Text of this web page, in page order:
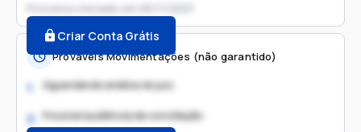
Processo iniciado em
Criar Conta Grátis
Prováveis Movimentações (não garantido)
1. Aguardando análise do juiz
2. Possível audiência de conciliação